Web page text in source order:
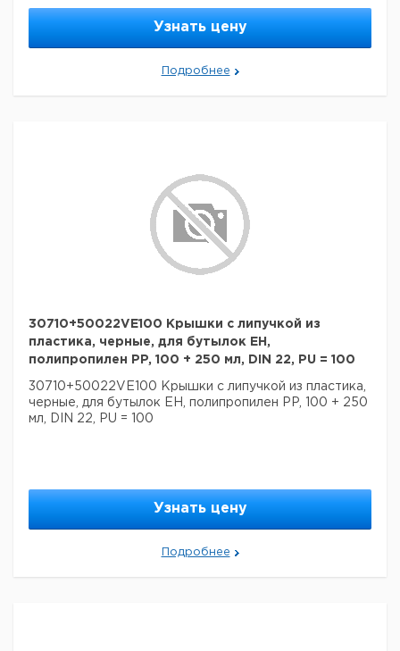
Узнать цену
Подробнее
30710+50022VE100 Крышки с липучкой из
пластика, черные, для бутылок EH,
полипропилен PP, 100 + 250 мл, DIN 22, PU = 100
30710+50022VE100 Крышки с липучкой из пластика,
черные, для бутылок EH, полипропилен PP, 100 + 250
мл, DIN 22, PU = 100
Узнать цену
Подробнее